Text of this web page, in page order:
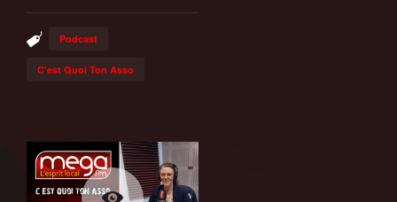
Podcast
C'est Quoi Ton Asso